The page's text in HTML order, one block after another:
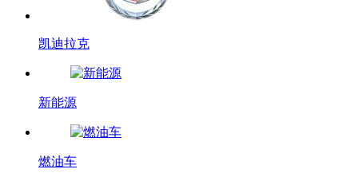
凯迪拉克
新能源
燃油车